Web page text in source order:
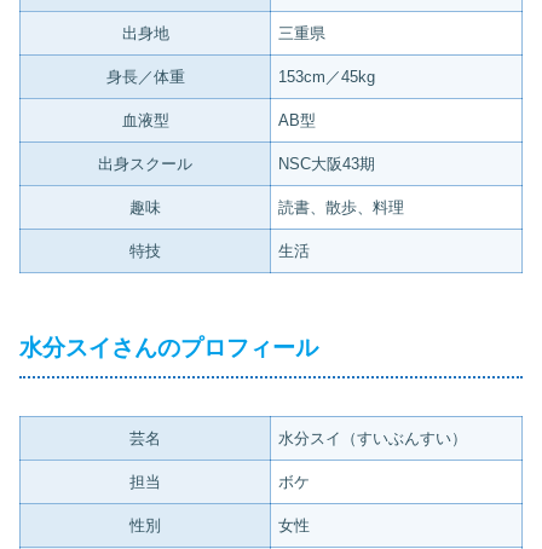
出身地 三重県
身長／体重 153cm／45kg
血液型 AB型
出身スクール NSC大阪43期
趣味 読書、散歩、料理
特技 生活
水分スイさんのプロフィール
芸名 水分スイ（すいぶんすい）
担当 ボケ
性別 女性